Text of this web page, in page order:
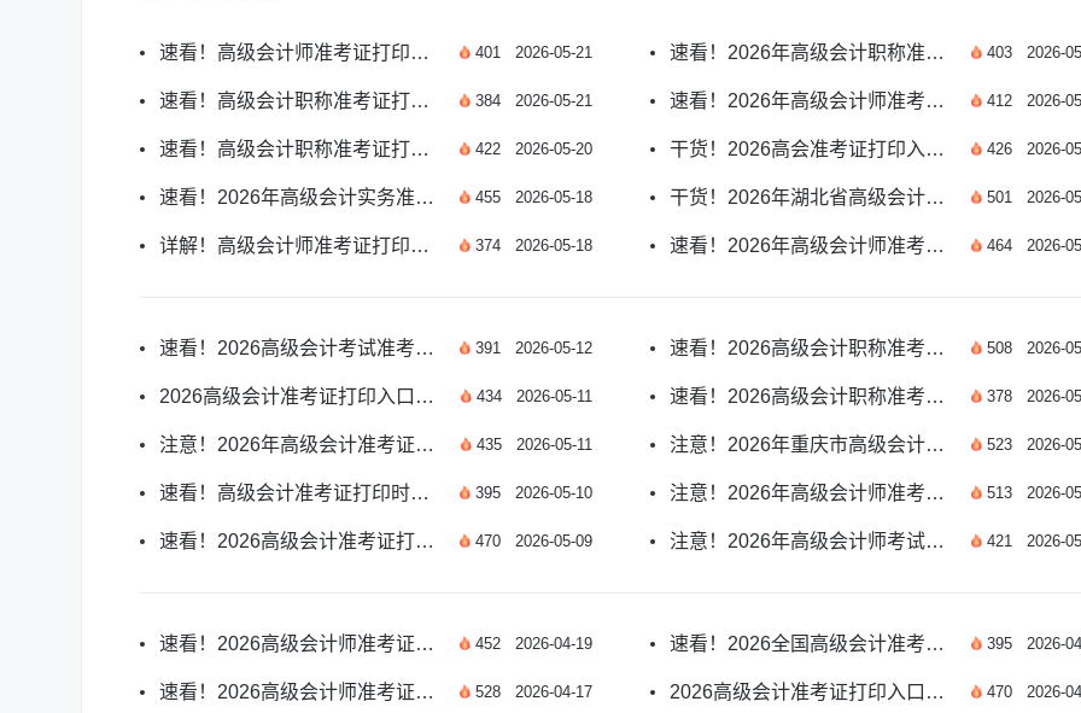
速看！高级会计师准考证打印网址及相关事项 401 2026-05-21
速看！高级会计职称准考证打印入口全指南 384 2026-05-21
速看！高级会计职称准考证打印入口官网详解 422 2026-05-20
速看！2026年高级会计实务准考证打印入口指南 455 2026-05-18
详解！高级会计师准考证打印入口常见问题 374 2026-05-18
速看！2026年高级会计职称准考证打印入口指南 403 2026-
速看！2026年高级会计师准考证打印入口官网 412 2026-
干货！2026高会准考证打印入口能用手机操作吗？ 426 2026-
干货！2026年湖北省高级会计师准考证打印时间已公布 501 2026-
速看！2026年高级会计师准考证打印入口官网网址指南 464 2026-
速看！2026高级会计考试准考证打印全要求详解 391 2026-05-12
2026高级会计准考证打印入口开通了吗？官方指南 434 2026-05-11
注意！2026年高级会计准考证打印入口官网位置详解 435 2026-05-11
速看！高级会计准考证打印时间提前多久开始 395 2026-05-10
速看！2026高级会计准考证打印全流程指南 470 2026-05-09
速看！2026高级会计职称准考证打印时间已公布 508 2026-
速看！2026高级会计职称准考证打印时间指南 378 2026-
注意！2026年重庆市高级会计师准考证打印时间公布 523 2026-
注意！2026年高级会计师准考证打印格式要求详解 513 2026-
注意！2026年高级会计师考试准考证打印流程详解 421 2026-
速看！2026高级会计师准考证打印常见问题详解 452 2026-04-19
速看！2026高级会计师准考证打印入口地址详解 528 2026-04-17
速看！2026全国高级会计准考证打印入口指南 395 2026-
2026高级会计准考证打印入口在哪进入？新指南 470 2026-